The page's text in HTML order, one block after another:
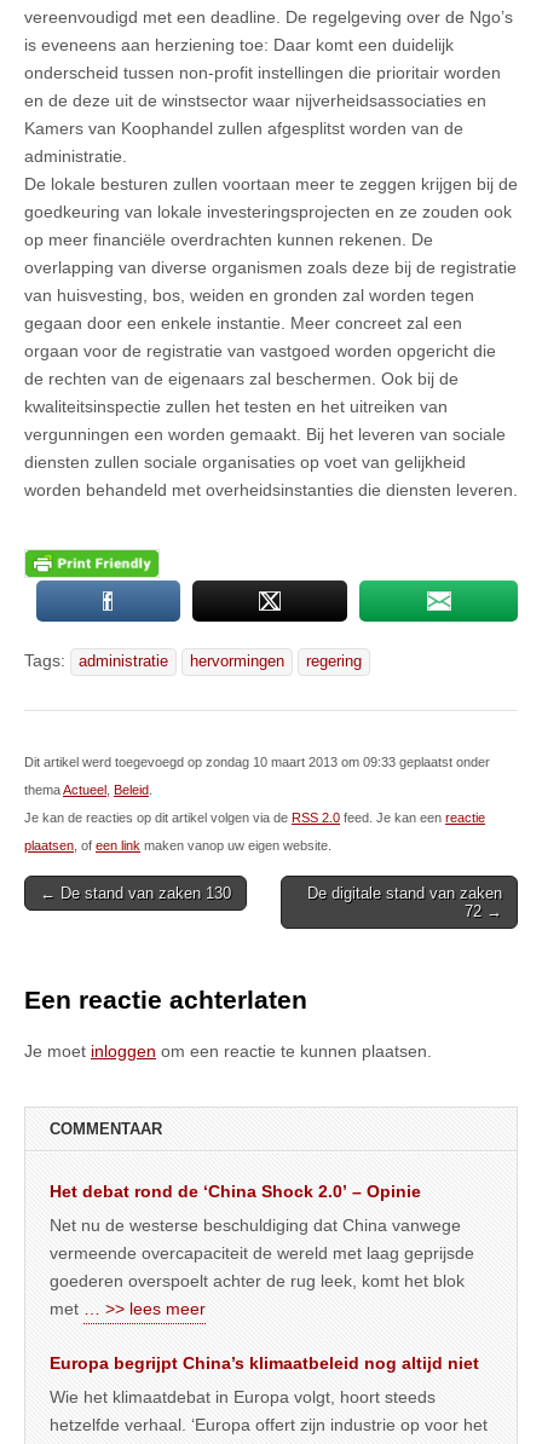
vereenvoudigd met een deadline. De regelgeving over de Ngo’s
is eveneens aan herziening toe: Daar komt een duidelijk
onderscheid tussen non-profit instellingen die prioritair worden
en de deze uit de winstsector waar nijverheidsassociaties en
Kamers van Koophandel zullen afgesplitst worden van de
administratie.
De lokale besturen zullen voortaan meer te zeggen krijgen bij de
goedkeuring van lokale investeringsprojecten en ze zouden ook
op meer financiële overdrachten kunnen rekenen. De
overlapping van diverse organismen zoals deze bij de registratie
van huisvesting, bos, weiden en gronden zal worden tegen
gegaan door een enkele instantie. Meer concreet zal een
orgaan voor de registratie van vastgoed worden opgericht die
de rechten van de eigenaars zal beschermen. Ook bij de
kwaliteitsinspectie zullen het testen en het uitreiken van
vergunningen een worden gemaakt. Bij het leveren van sociale
diensten zullen sociale organisaties op voet van gelijkheid
worden behandeld met overheidsinstanties die diensten leveren.
Tags: administratie hervormingen regering
Dit artikel werd toegevoegd op zondag 10 maart 2013 om 09:33 geplaatst onder
themaActueel Beleid
Je kan de reacties op dit artikel volgen via de RSS 2.0 feed. Je kan een reactie
plaatsen , of een link maken vanop uw eigen website.
Post
← De stand van zaken 130
De digitale stand van zaken
72 →
Een reactie achterlaten
Je moet inloggen om een reactie te kunnen plaatsen.
COMMENTAAR
Het debat rond de ‘China Shock 2.0’ – Opinie
Net nu de westerse beschuldiging dat China vanwege
vermeende overcapaciteit de wereld met laag geprijsde
goederen overspoelt achter de rug leek, komt het blok
met
… >> lees meer
Europa begrijpt China’s klimaatbeleid nog altijd niet
Wie het klimaatdebat in Europa volgt, hoort steeds
hetzelfde verhaal. ‘Europa offert zijn industrie op voor het